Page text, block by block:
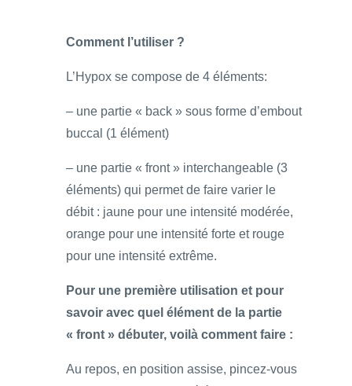
Comment l’utiliser ?
L’Hypox se compose de 4 éléments:
– une partie « back » sous forme d’embout
buccal (1 élément)
– une partie « front » interchangeable (3
éléments) qui permet de faire varier le
débit : jaune pour une intensité modérée,
orange pour une intensité forte et rouge
pour une intensité extrême.
Pour une première utilisation et pour
savoir avec quel élément de la partie
« front » débuter, voilà comment faire :
Au repos, en position assise, pincez-vous